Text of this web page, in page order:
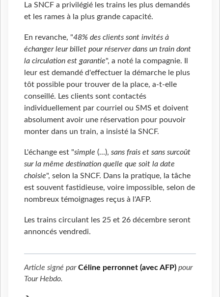
La SNCF a privilégié les trains les plus demandés
et les rames à la plus grande capacité.
En revanche, "48% des clients sont invités à
échanger leur billet pour réserver dans un train dont
la circulation est garantie", a noté la compagnie. Il
leur est demandé d'effectuer la démarche le plus
tôt possible pour trouver de la place, a-t-elle
conseillé. Les clients sont contactés
individuellement par courriel ou SMS et doivent
absolument avoir une réservation pour pouvoir
monter dans un train, a insisté la SNCF.
L'échange est "simple (...), sans frais et sans surcoût
sur la même destination quelle que soit la date
choisie", selon la SNCF. Dans la pratique, la tâche
est souvent fastidieuse, voire impossible, selon de
nombreux témoignages reçus à l'AFP.
Les trains circulant les 25 et 26 décembre seront
annoncés vendredi.
Article signé parCéline perronnet (avec AFP) pour
Tour Hebdo.